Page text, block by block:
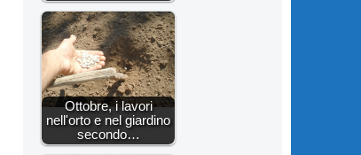
Ottobre, i lavori
nell'orto e nel giardino
secondo…